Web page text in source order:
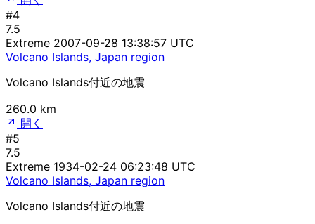
#4
7.5
Extreme 2007-09-28 13:38:57 UTC
Volcano Islands, Japan region
Volcano Islands付近の地震
260.0 km
開く
#5
7.5
Extreme 1934-02-24 06:23:48 UTC
Volcano Islands, Japan region
Volcano Islands付近の地震